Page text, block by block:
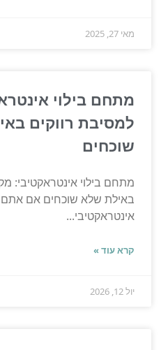
מאי 27, 2025
מתחם בילוי
למסיבת רווקים
שוכחים
מתחם בילוי אינטראקטיבי:
באילת שלא שוכחים אם
אינטראקטיבי...
קרא עוד »
יול 12, 2026